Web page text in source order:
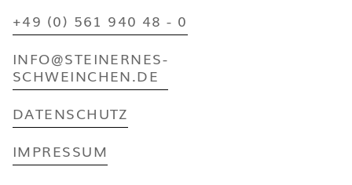
+49 (0) 561 940 48 - 0
INFO@STEINERNES-
SCHWEINCHEN.DE
DATENSCHUTZ
IMPRESSUM